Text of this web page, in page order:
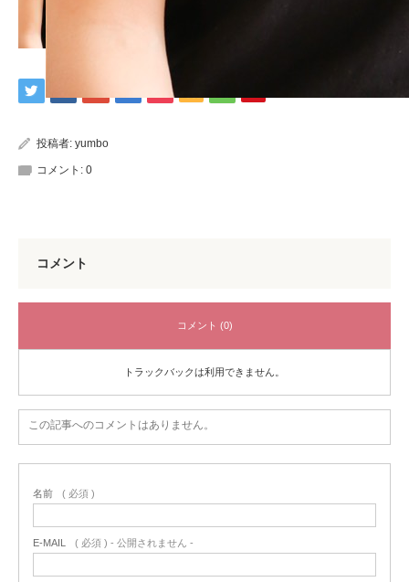
投稿者: yumbo
コメント: 0
コメント
コメント (0)
トラックバックは利用できません。
この記事へのコメントはありません。
名前 ( 必須 )
E-MAIL ( 必須 ) - 公開されません -